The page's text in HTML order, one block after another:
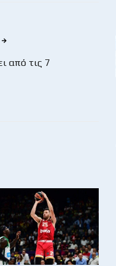
από τις 7